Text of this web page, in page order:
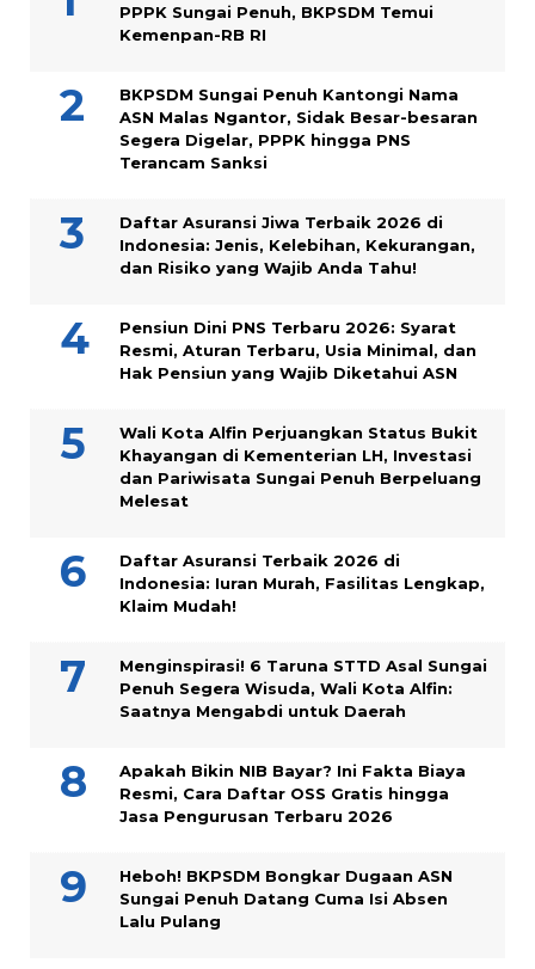
PPPK Sungai Penuh, BKPSDM Temui
Kemenpan-RB RI
BKPSDM Sungai Penuh Kantongi Nama
ASN Malas Ngantor, Sidak Besar-besaran
Segera Digelar, PPPK hingga PNS
Terancam Sanksi
Daftar Asuransi Jiwa Terbaik 2026 di
Indonesia: Jenis, Kelebihan, Kekurangan,
dan Risiko yang Wajib Anda Tahu!
Pensiun Dini PNS Terbaru 2026: Syarat
Resmi, Aturan Terbaru, Usia Minimal, dan
Hak Pensiun yang Wajib Diketahui ASN
Wali Kota Alfin Perjuangkan Status Bukit
Khayangan di Kementerian LH, Investasi
dan Pariwisata Sungai Penuh Berpeluang
Melesat
Daftar Asuransi Terbaik 2026 di
Indonesia: Iuran Murah, Fasilitas Lengkap,
Klaim Mudah!
Menginspirasi! 6 Taruna STTD Asal Sungai
Penuh Segera Wisuda, Wali Kota Alfin:
Saatnya Mengabdi untuk Daerah
Apakah Bikin NIB Bayar? Ini Fakta Biaya
Resmi, Cara Daftar OSS Gratis hingga
Jasa Pengurusan Terbaru 2026
Heboh! BKPSDM Bongkar Dugaan ASN
Sungai Penuh Datang Cuma Isi Absen
Lalu Pulang